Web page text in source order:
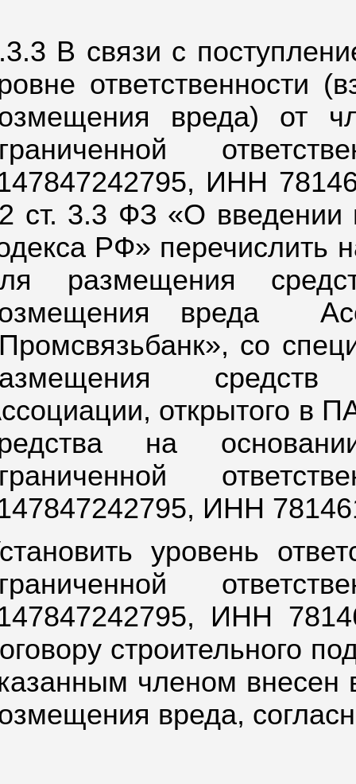
В связи с
ответственности
вреда) от
ИНН
ст. 3.3 ФЗ «О введении
РФ» перечислить
размещения
вреда
со
средств
открытого в
на
ИНН
уровень
ИНН
строительного
членом внесен
вреда,